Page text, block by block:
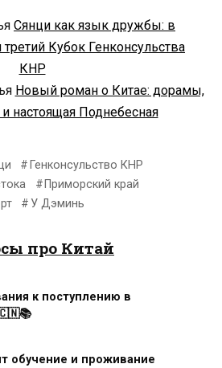
Сянци как язык дружбы: в
Кубок Генконсульства
КНР
Новый роман о Китае: дорамы,
настоящая Поднебесная
Генконсульство КНР
Приморский край
У Дэминь
про Китай
к поступлению в
🇨🇳📚
обучение и проживание